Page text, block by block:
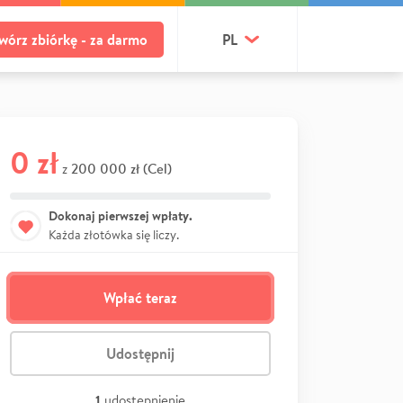
zbiórkę - za darmo PL
0 zł z 200 000 zł (Cel)
Dokonaj pierwszej wpłaty.
Każda złotówka się liczy.
Wpłać teraz
Udostępnij